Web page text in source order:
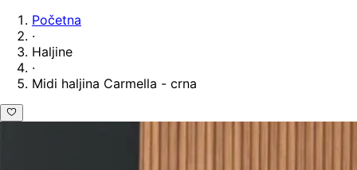
Početna
·
Haljine
·
Midi haljina Carmella - crna